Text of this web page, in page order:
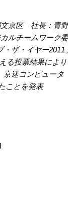
文京区 社長：青
ルチームワーク
・ザ・イヤー2011
る投票結果によ
京速コンピュータ
ことを発表